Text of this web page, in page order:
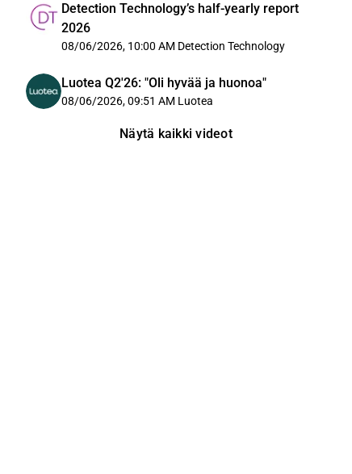
Detection Technology’s half-yearly report
2026
08/06/2026, 10:00 AM Detection Technology
Luotea Q2'26: "Oli hyvää ja huonoa"
08/06/2026, 09:51 AM Luotea
Näytä kaikki videot